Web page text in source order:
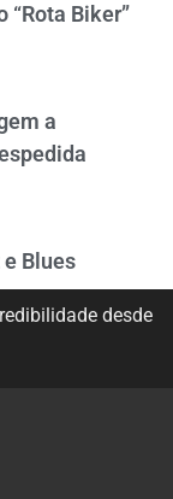
“Rota Biker”
a
Blues
desde